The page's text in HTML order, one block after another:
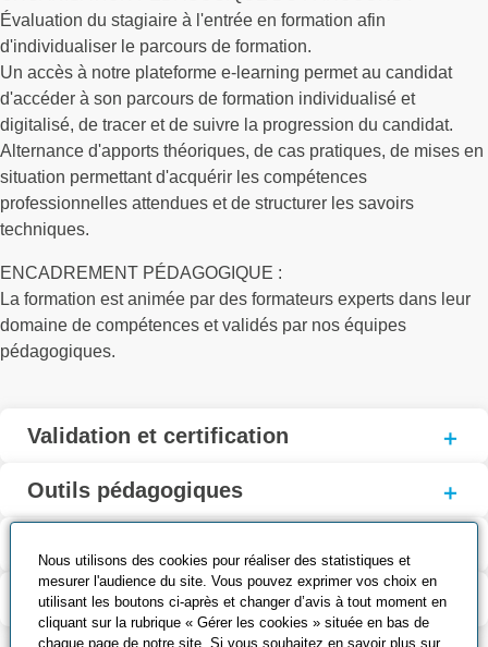
Évaluation du stagiaire à l'entrée en formation afin
d'individualiser le parcours de formation.
Un accès à notre plateforme e-learning permet au candidat
d'accéder à son parcours de formation individualisé et
digitalisé, de tracer et de suivre la progression du candidat.
Alternance d'apports théoriques, de cas pratiques, de mises en
situation permettant d'acquérir les compétences
professionnelles attendues et de structurer les savoirs
techniques.
ENCADREMENT PÉDAGOGIQUE :
La formation est animée par des formateurs experts dans leur
domaine de compétences et validés par nos équipes
pédagogiques.
Validation et certification
Outils pédagogiques
Modalité d’évaluation
Nous utilisons des cookies pour réaliser des statistiques et
mesurer l'audience du site. Vous pouvez exprimer vos choix en
utilisant les boutons ci-après et changer d’avis à tout moment en
cliquant sur la rubrique « Gérer les cookies » située en bas de
chaque page de notre site. Si vous souhaitez en savoir plus sur